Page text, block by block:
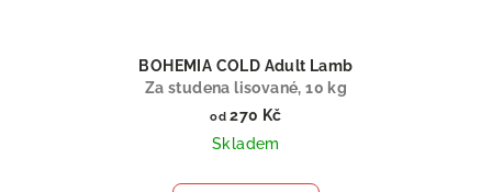
BOHEMIA COLD Adult Lamb
Za studena lisované, 10 kg
od 270 Kč
Skladem